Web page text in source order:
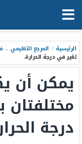
الرئيسية / المرجع التعليمي ،
تغير في درجة الحرارة.
يمكن أن
مختلفتان
درجة